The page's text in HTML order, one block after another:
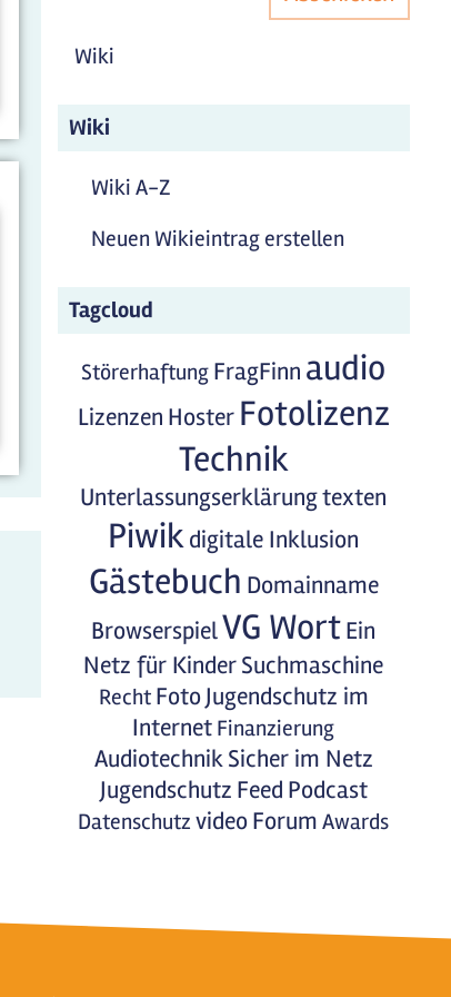
Wiki
Wiki
Wiki A-Z
Neuen Wikieintrag erstellen
Tagcloud
Störerhaftung FragFinn audio
Lizenzen Hoster Fotolizenz
Technik
Unterlassungserklärungtexten
Piwikdigitale Inklusion
Gästebuch Domainname
BrowserspielVG WortEin
Netz für KinderSuchmaschine
Recht Foto Jugendschutz im
Internet Finanzierung
Audiotechnik Sicher im Netz
Jugendschutz Feed Podcast
Datenschutz videoForum Awards